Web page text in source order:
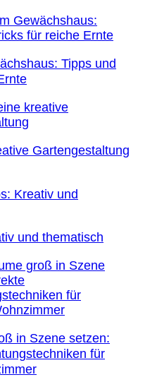
Tipps und
Gartengestaltung
und thematisch
in Szene setzen:
für